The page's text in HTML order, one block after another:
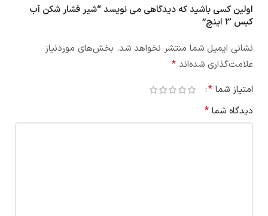
اولین کسی باشید که دیدگاهی می نویسد “شیر فشار شکن آب
کیس 3 اینچ”
نشانی ایمیل شما منتشر نخواهد شد. بخش‌های موردنیاز
علامت‌گذاری شده‌اند *
امتیاز شما *
دیدگاه شما *